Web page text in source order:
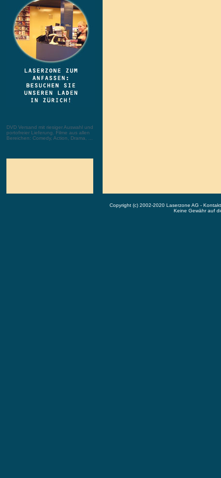
DVD Versand mit riesiger Auswahl und
portofreier Lieferung. Filme aus allen
Bereichen: Comedy, Action, Drama, ...
Copyright (c) 2002-2020 Laserzone AG -
Keine Gewähr auf